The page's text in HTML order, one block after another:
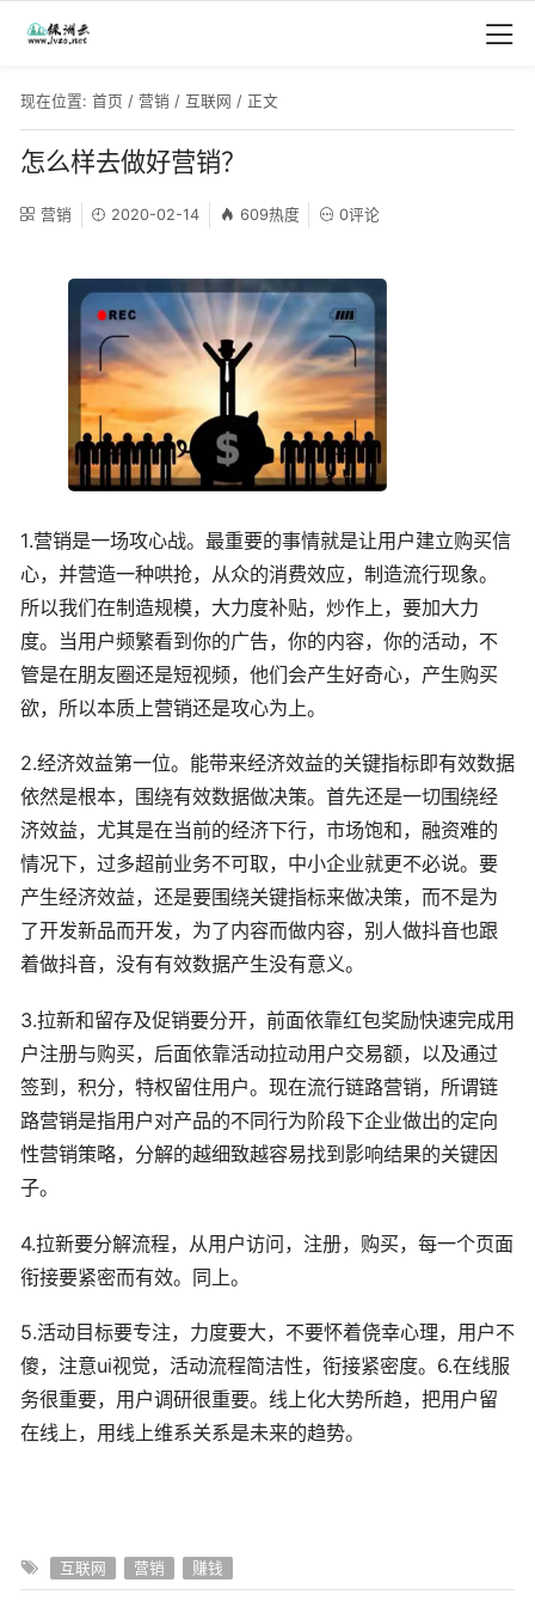
现在位置: 首页 / 营销 / 互联网 / 正文
怎么样去做好营销？
营销 2020-02-14 609热度 0评论
1.营销是一场攻心战。最重要的事情就是让用户建立购买信
心，并营造一种哄抢，从众的消费效应，制造流行现象。
所以我们在制造规模，大力度补贴，炒作上，要加大力
度。当用户频繁看到你的广告，你的内容，你的活动，不
管是在朋友圈还是短视频，他们会产生好奇心，产生购买
欲，所以本质上营销还是攻心为上。
2.经济效益第一位。能带来经济效益的关键指标即有效数据
依然是根本，围绕有效数据做决策。首先还是一切围绕经
济效益，尤其是在当前的经济下行，市场饱和，融资难的
情况下，过多超前业务不可取，中小企业就更不必说。要
产生经济效益，还是要围绕关键指标来做决策，而不是为
了开发新品而开发，为了内容而做内容，别人做抖音也跟
着做抖音，没有有效数据产生没有意义。
3.拉新和留存及促销要分开，前面依靠红包奖励快速完成用
户注册与购买，后面依靠活动拉动用户交易额，以及通过
签到，积分，特权留住用户。现在流行链路营销，所谓链
路营销是指用户对产品的不同行为阶段下企业做出的定向
性营销策略，分解的越细致越容易找到影响结果的关键因
子。
4.拉新要分解流程，从用户访问，注册，购买，每一个页面
衔接要紧密而有效。同上。
5.活动目标要专注，力度要大，不要怀着侥幸心理，用户不
傻，注意ui视觉，活动流程简洁性，衔接紧密度。6.在线服
务很重要，用户调研很重要。线上化大势所趋，把用户留
在线上，用线上维系关系是未来的趋势。
互联网 营销 赚钱